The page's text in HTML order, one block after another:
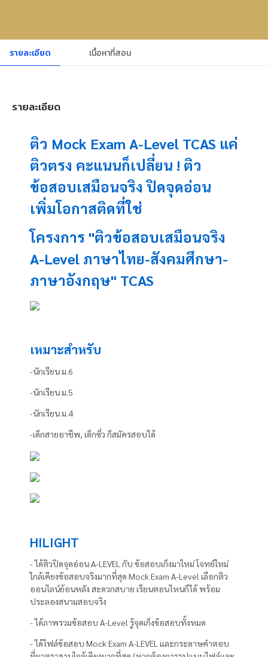
รายละเอียด เนื้อหาที่สอน
รายละเอียด
ติว Mock Exam A-Level TCAS แค่
ติวตรง คะแนนก็เปลี่ยน ! ติว
ข้อสอบเสมือนจริง ปิดจุดอ่อน
เพิ่มโอกาสติดที่ใช่
โครงการ "ติวข้อสอบเสมือนจริง
A-Level ภาษาไทย-สังคมศึกษา-
ภาษาอังกฤษ" TCAS
เหมาะสำหรับ
-นักเรียน ม.6
-นักเรียน ม.5
-นักเรียน ม.4
-เด็กสายอาชีพ, เด็กซิ่ว ก็สมัครสอบได้
HILIGHT
- ได้ติวปิดจุดอ่อน A-LEVEL กับ ข้อสอบเก็งมาใหม่ โจทย์ใหม่
ใกล้เคียงข้อสอบจริงมากที่สุด Mock Exam A-Level เลือกติว
ออนไลน์ย้อนหลัง สะดวกสบาย เรียนตอนไหนก็ได้ พร้อม
ประลองสนามสอบจริง
- ได้ภาพรวมข้อสอบ A-Level รู้จุดเก็งข้อสอบทั้งหมด
- ได้ไฟล์ข้อสอบ Mock Exam A-LEVEL และกระดาษคำตอบ